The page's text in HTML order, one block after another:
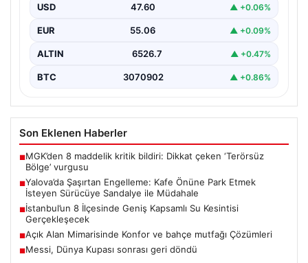
Yalova'da yaşanan sıra dışı bir olay, gündeme damgasını
USD 47.60 ▲ +0.06%
EUR 55.06 ▲ +0.09%
ALTIN 6526.7 ▲ +0.47%
BTC 3070902 ▲ +0.86%
Son Eklenen Haberler
■MGK’den 8 maddelik kritik bildiri: Dikkat çeken ‘Terörsüz
Bölge’ vurgusu
■Yalova’da Şaşırtan Engelleme: Kafe Önüne Park Etmek
İsteyen Sürücüye Sandalye ile Müdahale
■İstanbul’un 8 İlçesinde Geniş Kapsamlı Su Kesintisi
Gerçekleşecek
■Açık Alan Mimarisinde Konfor ve bahçe mutfağı Çözümleri
■Messi, Dünya Kupası sonrası geri döndü